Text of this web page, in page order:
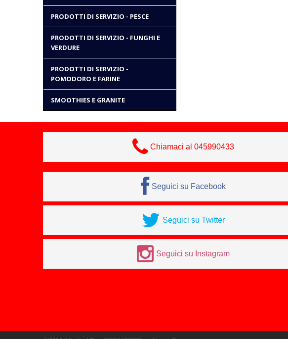
PRODOTTI DI SERVIZIO - PESCE
PRODOTTI DI SERVIZIO - FUNGHI E
VERDURE
PRODOTTI DI SERVIZIO -
POMODORO E FARINE
SMOOTHIES E GRANITE
Chiamaci al 045990433
Seguici su Facebook
Seguici su Twitter
Seguici su Instagram